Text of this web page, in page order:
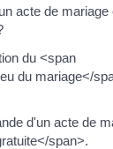
acte de
du <span
du mariage</
d'un acte de
span>.